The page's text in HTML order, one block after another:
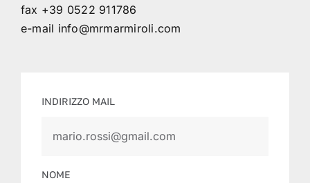
fax +39 0522 911786
e-mail info@mrmarmiroli.com
INDIRIZZO MAIL
NOME